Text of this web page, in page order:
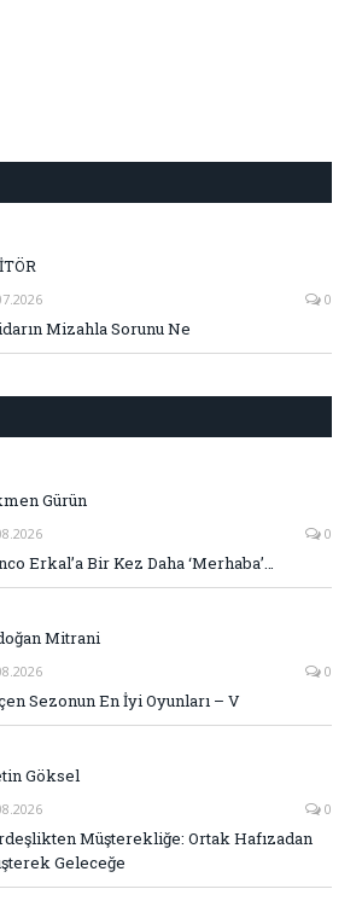
0
Mizahla Sorunu Ne
Gürün
0
Erkal’a Bir Kez Daha ‘Merhaba’…
Mitrani
0
Sezonun En İyi Oyunları – V
Göksel
0
Müşterekliğe: Ortak Hafızadan
Geleceğe